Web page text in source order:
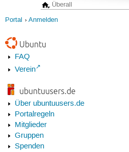
Portal Anmelden
Ubuntu
FAQ
Verein
ubuntuusers.de
Über ubuntuusers.de
Portalregeln
Mitglieder
Gruppen
Spenden